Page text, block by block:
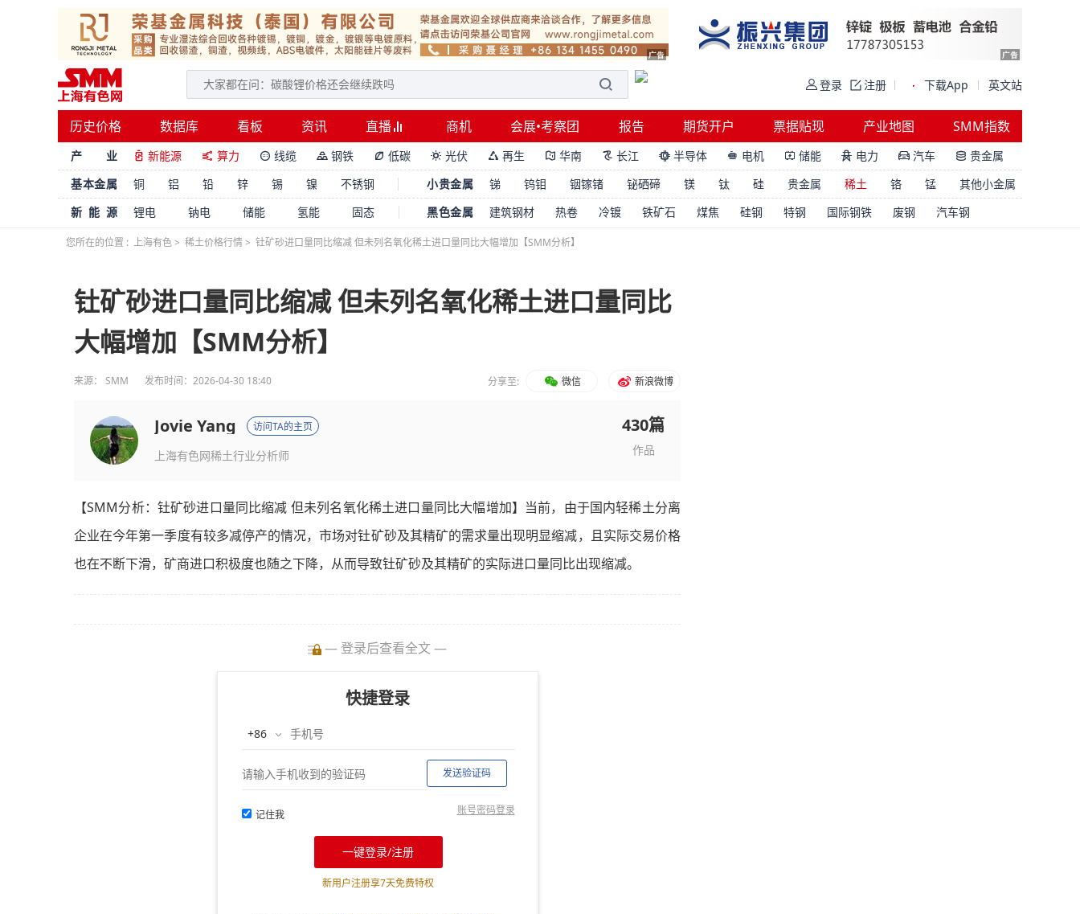
登录 注册 下载App 英文站
历史价格 数据库 看板 资讯 直播 商机 会展•考察团 报告 期货开户 票据贴现 产业地图 SMM指数
产 业  新能源  算力  线缆  钢铁  低碳  光伏  再生  华南  长江  半导体  电机  储能  电力  汽车  贵金属
基本金属
铜 铝 铅 锌 锡 镍 不锈钢 小贵金属 锑 钨钼 铟镓锗 铋硒碲 镁 钛 硅 贵金属 稀土 铬 锰
其他小金属
新能源
锂电 钠电 储能 氢能 固态 黑色金属 建筑钢材 热卷 冷镀 铁矿石 煤焦 硅钢 特钢 国际钢铁 废钢 汽车钢
您所在的位置 : 上海有色> 稀土价格行情> 钍矿砂进口量同比缩减 但未列名氧化稀土进口量同比大幅增加【SMM分析】
钍矿砂进口量同比缩减 但未列名氧化稀土进口量同比
大幅增加【SMM分析】
来源： SMM 发布时间：2026-04-30 18:40 分享至: 微信 新浪微博
Jovie Yang 访问TA的主页
上海有色网稀土行业分析师
430篇
作品
【SMM分析：钍矿砂进口量同比缩减 但未列名氧化稀土进口量同比大幅增加】当前，由于国内轻稀土分离
企业在今年第一季度有较多减停产的情况，市场对钍矿砂及其精矿的需求量出现明显缩减，且实际交易价格
也在不断下滑，矿商进口积极度也随之下降，从而导致钍矿砂及其精矿的实际进口量同比出现缩减。
— 登录后查看全文 —
快捷登录
发送验证码
记住我 账号密码登录
一键登录/注册
新用户注册享7天免费特权